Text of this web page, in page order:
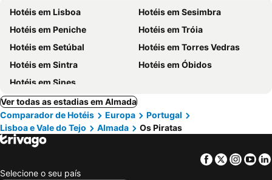
Hotéis em Lisboa
Hotéis em Sesimbra
Hotéis em Peniche
Hotéis em Tróia
Hotéis em Setúbal
Hotéis em Torres Vedras
Hotéis em Sintra
Hotéis em Óbidos
Hotéis em Sines
Ver todas as estadias em Almada
Comparador de Hotéis
Europa
Portugal
Lisboa e Vale do Tejo
Almada Os Piratas
Facebook
Twitter
Selecione o seu país